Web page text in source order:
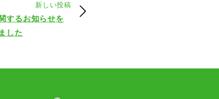
新しい投稿
するお知らせを
した